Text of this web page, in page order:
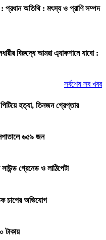
প্রধান অতিথি : মৎস্য ও প্রাণি সম্পদ
বিরুদ্ধে আমরা এ্যাকশানে যাবো :
সর্বশেষ সব খবর
পিটিয়ে হত্যা, তিনজন গ্রেপ্তার
৬৫৯ জন
গ্রেনেড ও লাঠিপেটা
চাপের অভিযোগ
টাকায়